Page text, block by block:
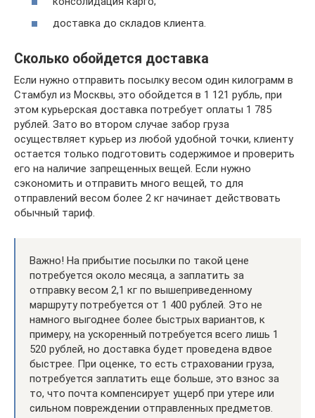
доставка до складов клиента.
Сколько обойдется доставка
Если нужно отправить посылку весом один килограмм в
Стамбул из Москвы, это обойдется в 1 121 рубль, при
этом курьерская доставка потребует оплаты 1 785
рублей. Зато во втором случае забор груза
осуществляет курьер из любой удобной точки, клиенту
остается только подготовить содержимое и проверить
его на наличие запрещенных вещей. Если нужно
сэкономить и отправить много вещей, то для
отправлений весом более 2 кг начинает действовать
обычный тариф.
Важно! На прибытие посылки по такой цене
потребуется около месяца, а заплатить за
отправку весом 2,1 кг по вышеприведенному
маршруту потребуется от 1 400 рублей. Это не
намного выгоднее более быстрых вариантов, к
примеру, на ускоренный потребуется всего лишь 1
520 рублей, но доставка будет проведена вдвое
быстрее. При оценке, то есть страховании груза,
потребуется заплатить еще больше, это взнос за
то, что почта компенсирует ущерб при утере или
сильном повреждении отправленных предметов.